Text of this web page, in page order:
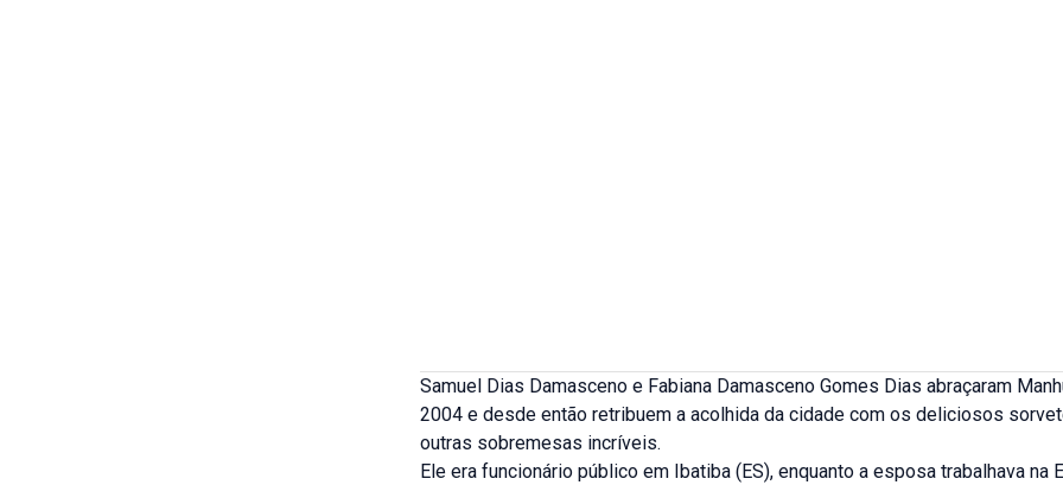
Samuel Dias Damasceno e Fabiana Damasceno Gomes Dias abraçaram
2004 e desde então retribuem a acolhida da cidade com os deliciosos
outras sobremesas incríveis.
Ele era funcionário público em Ibatiba (ES), enquanto a esposa trabalhava na